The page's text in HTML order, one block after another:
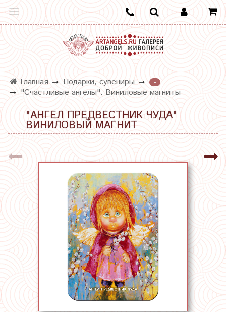
Главная Подарки, сувениры
-
"Счастливые ангелы". Виниловые магниты
"АНГЕЛ ПРЕДВЕСТНИК ЧУДА"
ВИНИЛОВЫЙ МАГНИТ